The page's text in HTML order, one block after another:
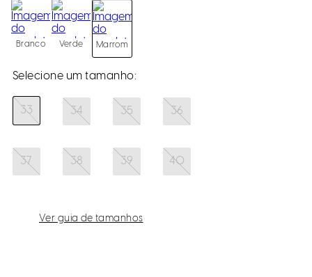
Branco Verde Marrom
33 34 35 36
37 38 39 40
Ver guia de tamanhos